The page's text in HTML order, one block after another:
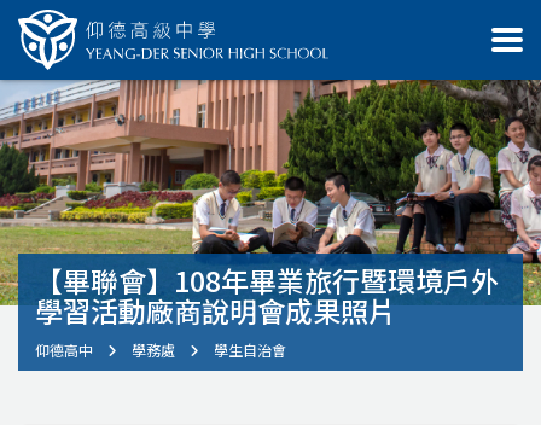
【畢聯會】108年畢業旅行暨環境戶外
學習活動廠商說明會成果照片
仰德高中 學務處 學生自治會